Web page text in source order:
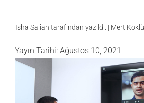
AI
OMNIVERSE
Isha Salian tarafından yazıldı. | Mert Köklü
Yayın Tarihi: Ağustos 10, 2021